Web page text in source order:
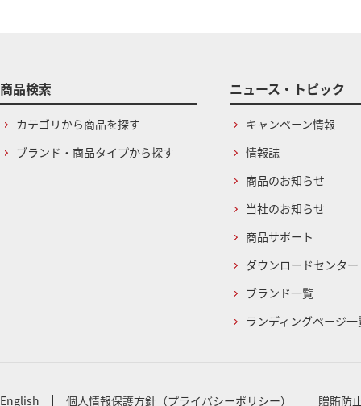
商品検索
カテゴリから商品を探す
ブランド・商品タイプから探す
ニュース・トピック
キャンペーン情報
情報誌
商品のお知らせ
当社のお知らせ
商品サポート
ダウンロードセンター
ブランド一覧
ランディングページ一
English 個人情報保護方針（プライバシーポリシー） 贈賄防